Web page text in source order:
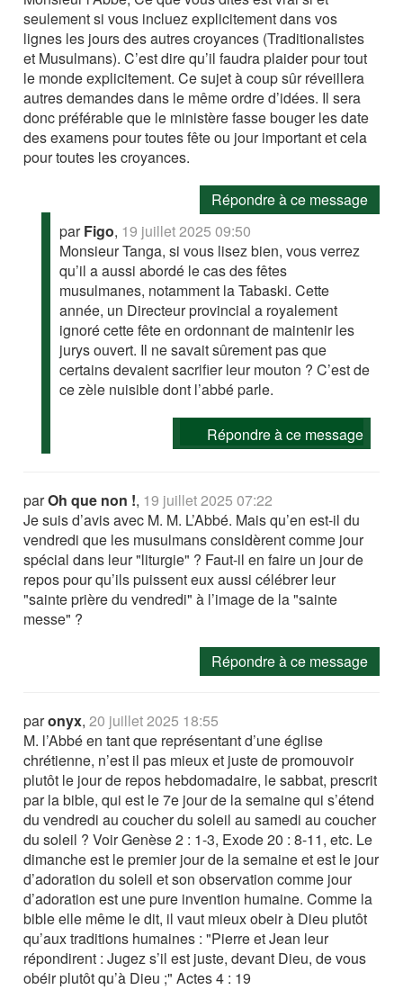
seulement si vous incluez explicitement dans vos
lignes les jours des autres croyances (Traditionalistes
et Musulmans). C’est dire qu’il faudra plaider pour tout
le monde explicitement. Ce sujet à coup sûr réveillera
autres demandes dans le même ordre d’idées. Il sera
donc préférable que le ministère fasse bouger les date
des examens pour toutes fête ou jour important et cela
pour toutes les croyances.
Répondre à ce message
parFigo, 19 juillet 2025 09:50
Monsieur Tanga, si vous lisez bien, vous verrez
qu’il a aussi abordé le cas des fêtes
musulmanes, notamment la Tabaski. Cette
année, un Directeur provincial a royalement
ignoré cette fête en ordonnant de maintenir les
jurys ouvert. Il ne savait sûrement pas que
certains devaient sacrifier leur mouton ? C’est de
ce zèle nuisible dont l’abbé parle.
Répondre à ce message
parOh que non !, 19 juillet 2025 07:22
Je suis d’avis avec M. M. L’Abbé. Mais qu’en est-il du
vendredi que les musulmans considèrent comme jour
spécial dans leur "liturgie" ? Faut-il en faire un jour de
repos pour qu’ils puissent eux aussi célébrer leur
"sainte prière du vendredi" à l’image de la "sainte
messe" ?
Répondre à ce message
paronyx,20 juillet 2025 18:55
M. l’Abbé en tant que représentant d’une église
chrétienne, n’est il pas mieux et juste de promouvoir
plutôt le jour de repos hebdomadaire, le sabbat, prescrit
par la bible, qui est le 7e jour de la semaine qui s’étend
du vendredi au coucher du soleil au samedi au coucher
du soleil ? Voir Genèse 2 : 1-3, Exode 20 : 8-11, etc. Le
dimanche est le premier jour de la semaine et est le jour
d’adoration du soleil et son observation comme jour
d’adoration est une pure invention humaine. Comme la
bible elle même le dit, il vaut mieux obeir à Dieu plutôt
qu’aux traditions humaines : "Pierre et Jean leur
répondirent : Jugez s’il est juste, devant Dieu, de vous
obéir plutôt qu’à Dieu ;" Actes 4 : 19